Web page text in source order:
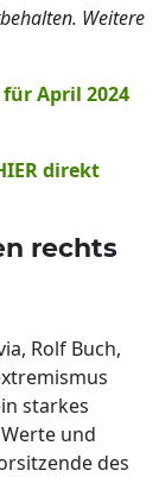
Weitere
April 2024
direkt
rechts
Rolf Buch,
starkes
und
des